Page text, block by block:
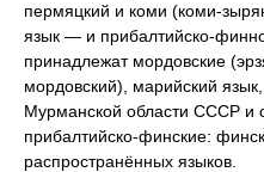
пермяцкий и коми (коми-
язык — и прибалтийско-
принадлежат мордовские
мордовский), марийский
Мурманской области СССР и
прибалтийско-финские:
распространённых языков.